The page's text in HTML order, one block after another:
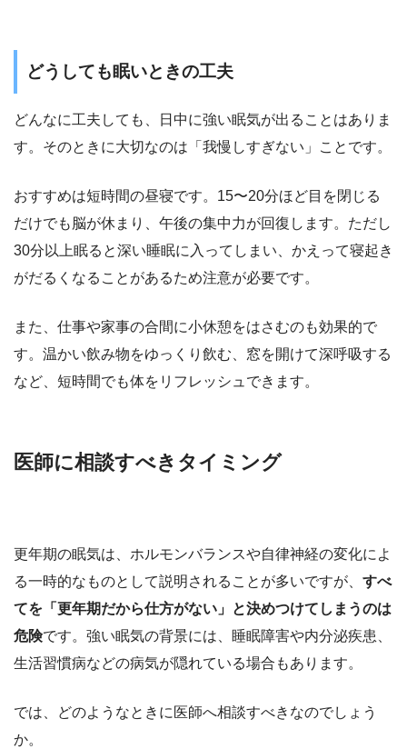
どうしても眠いときの工夫
どんなに工夫しても、日中に強い眠気が出ることはありま
す。そのときに大切なのは「我慢しすぎない」ことです。
おすすめは短時間の昼寝です。15〜20分ほど目を閉じる
だけでも脳が休まり、午後の集中力が回復します。ただし
30分以上眠ると深い睡眠に入ってしまい、かえって寝起き
がだるくなることがあるため注意が必要です。
また、仕事や家事の合間に小休憩をはさむのも効果的で
す。温かい飲み物をゆっくり飲む、窓を開けて深呼吸する
など、短時間でも体をリフレッシュできます。
医師に相談すべきタイミング
更年期の眠気は、ホルモンバランスや自律神経の変化によ
る一時的なものとして説明されることが多いですが、 すべ
てを「更年期だから仕方がない」と決めつけてしまうのは
危険です。強い眠気の背景には、睡眠障害や内分泌疾患、
生活習慣病などの病気が隠れている場合もあります。
では、どのようなときに医師へ相談すべきなのでしょう
か。